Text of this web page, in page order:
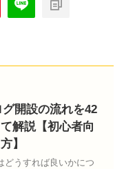
開設の流れを42
解説【初心者向
】
どうすれば良いかにつ